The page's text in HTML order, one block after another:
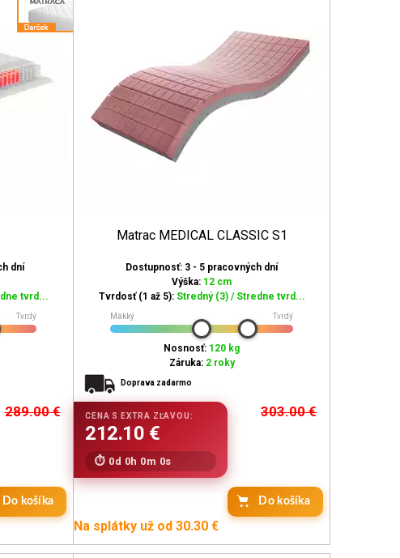
dní
tvrd...
Tvrdý
289.00€
Do košíka
Matrac MEDICAL CLASSIC S1
Dostupnosť: 3 - 5 pracovných dní
Výška: 12 cm
Tvrdosť (1 až 5): Stredný (3) / Stredne tvrd...
Mäkký Tvrdý
Nosnosť: 120 kg
Záruka: 2 roky
Doprava zadarmo
303.00€
0d 0h 0m 0s
Do košíka
Na splátky už od 30.30 €